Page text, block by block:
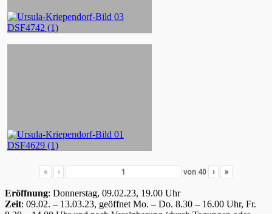
« ‹ von 40 › »
Eröffnung: Donnerstag, 09.02.23, 19.00 Uhr
Zeit: 09.02. – 13.03.23, geöffnet Mo. – Do. 8.30 – 16.00 Uhr, Fr.